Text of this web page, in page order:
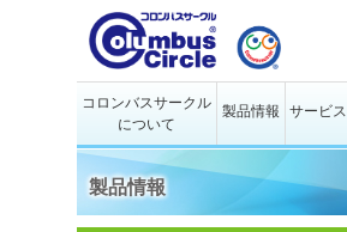
コロンバスサークル
について
製品情報 サービス
製品情報